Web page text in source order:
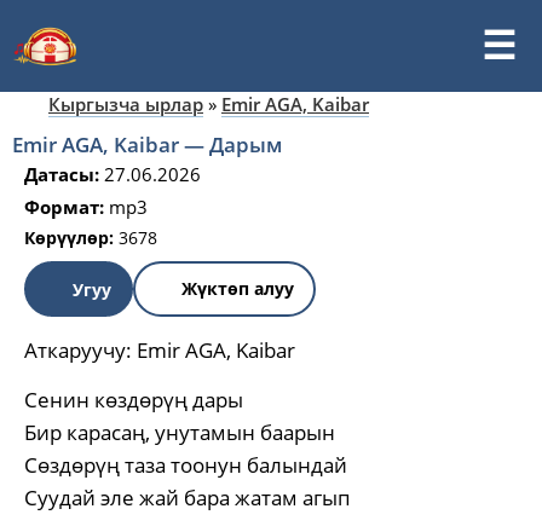
Кыргызча ырлар » Emir AGA, Kaibar
Emir AGA, Kaibar — Дарым
Датасы: 27.06.2026
Формат: mp3
Көрүүлөр: 3678
Угуу Жүктөп алуу
Аткаруучу: Emir AGA, Kaibar
Сенин көздөрүң дары
Бир карасаң, унутамын баарын
Сөздөрүң таза тоонун балындай
Суудай эле жай бара жатам агып